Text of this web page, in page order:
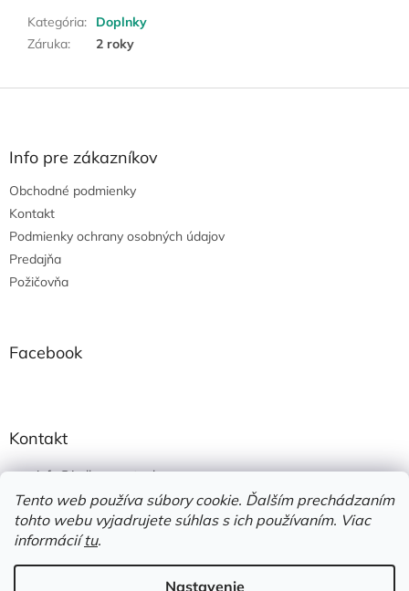
Tento web používa súbory cookie. Ďalším prechádzaním
tohto webu vyjadrujete súhlas s ich používaním. Viac
informáciítu.
Nastavenie
Kategória:
Doplnky
Záruka: 2 roky
Z
Info pre zákazníkov
Obchodné podmienky
Kontakt
Podmienky ochrany osobných údajov
Predajňa
Požičovňa
Facebook
Kontakt
info@jedlonacesty.sk
+421 908 774 221
https://www.facebook.com/jedlonacesty.sk/